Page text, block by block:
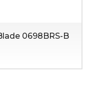
0698BRS-B